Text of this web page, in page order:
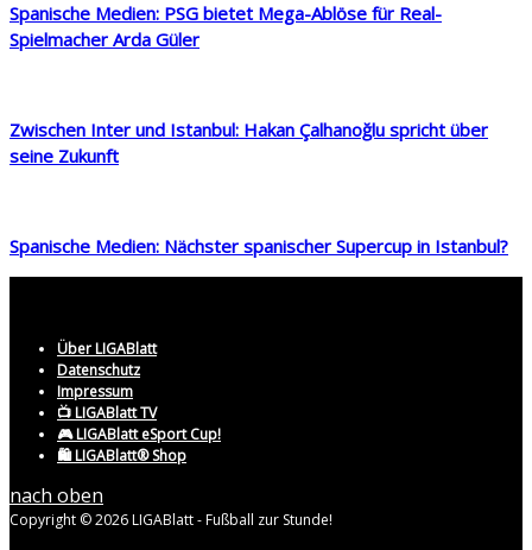
Spanische Medien: PSG bietet Mega-Ablöse für Real-
Spielmacher Arda Güler
Zwischen Inter und Istanbul: Hakan Çalhanoğlu spricht über
seine Zukunft
Spanische Medien: Nächster spanischer Supercup in Istanbul?
Über LIGABlatt
Datenschutz
Impressum
📺 LIGABlatt TV
🎮 LIGABlatt eSport Cup!
🛍️ LIGABlatt® Shop
nach oben
Copyright © 2026 LIGABlatt - Fußball zur Stunde!